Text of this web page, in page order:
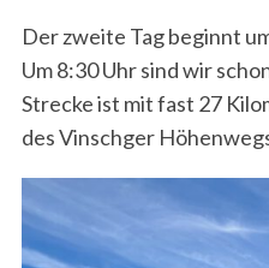
Der zweite Tag beginnt
Um 8:30 Uhr sind wir
Strecke ist mit fast 27
des Vinschger